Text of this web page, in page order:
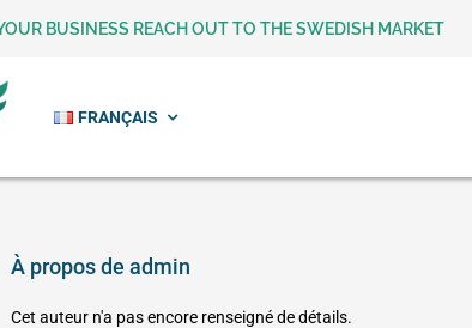
BUSINESS REACH OUT TO THE SWEDISH MARKET
FRANÇAIS
À propos de admin
Cet auteur n'a pas encore renseigné de détails.